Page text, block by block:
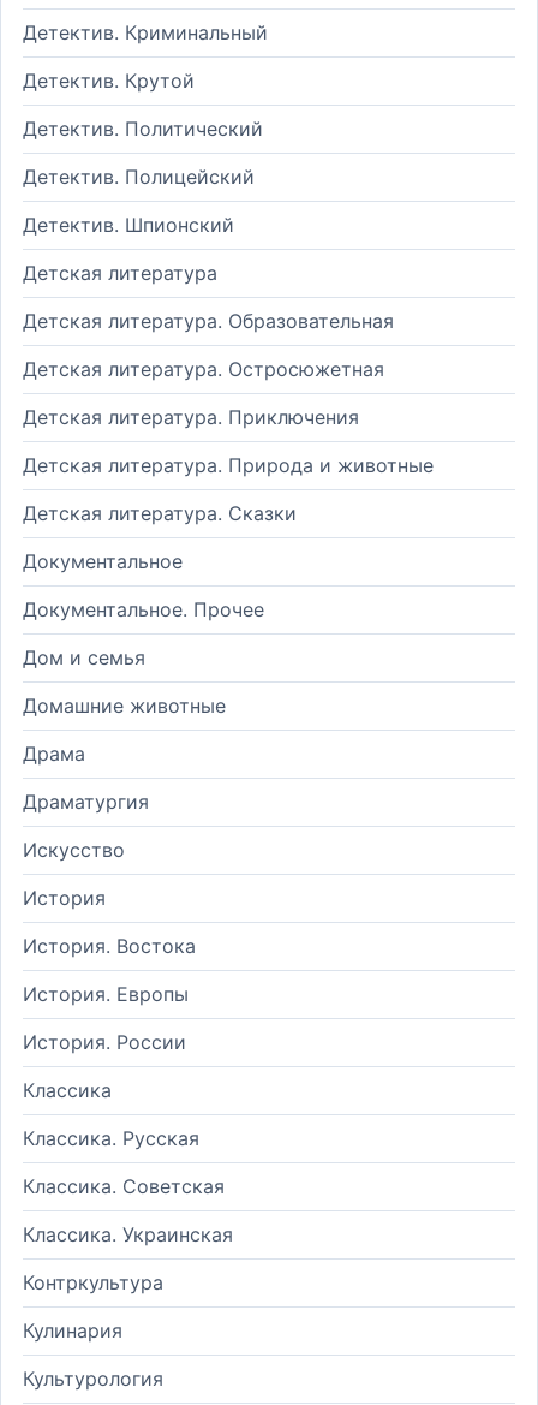
Детектив. Криминальный
Детектив. Крутой
Детектив. Политический
Детектив. Полицейский
Детектив. Шпионский
Детская литература
Детская литература. Образовательная
Детская литература. Остросюжетная
Детская литература. Приключения
Детская литература. Природа и животные
Детская литература. Сказки
Документальное
Документальное. Прочее
Дом и семья
Домашние животные
Драма
Драматургия
Искусство
История
История. Востока
История. Европы
История. России
Классика
Классика. Русская
Классика. Советская
Классика. Украинская
Контркультура
Кулинария
Культурология